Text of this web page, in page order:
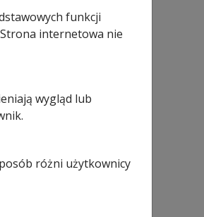
funkcji
internetowa nie
wygląd lub
różni użytkownicy